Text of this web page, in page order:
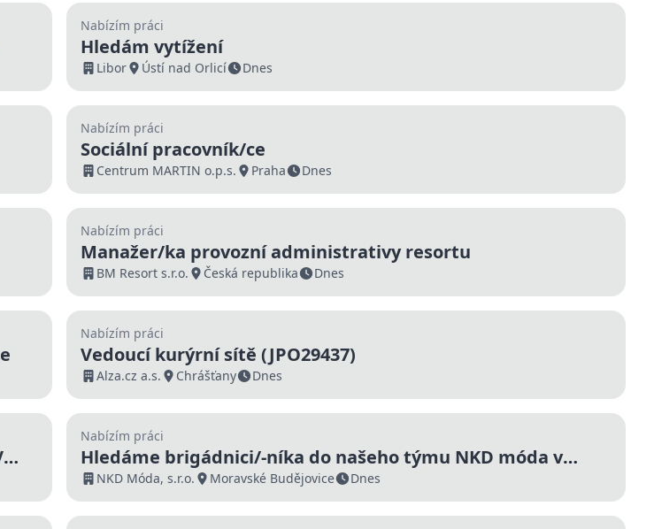
Nabízím práci
Hledám vytížení
Libor Ústí nad Orlicí Dnes
Nabízím práci
Sociální pracovník/ce
Centrum MARTIN o.p.s. Praha Dnes
Nabízím práci
Manažer/ka provozní administrativy resortu
BM Resort s.r.o. Česká republika Dnes
Nabízím práci
Vedoucí kurýrní sítě (JPO29437)
Alza.cz a.s. Chrášťany Dnes
Nabízím práci
Hledáme brigádnici/-níka do našeho týmu NKD móda v
Moravských Budějovicích
NKD Móda, s.r.o. Moravské Budějovice Dnes